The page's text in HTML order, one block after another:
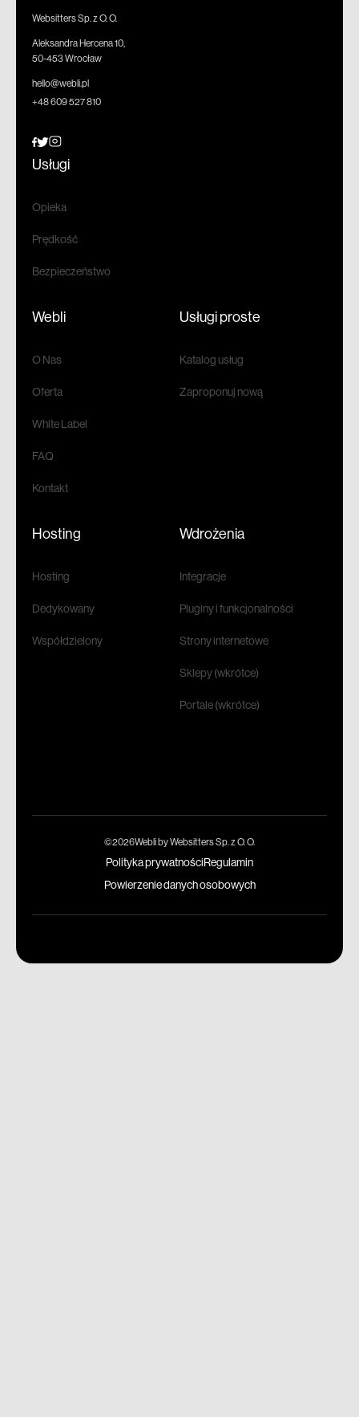
Websitters Sp. z O. O.
Aleksandra Hercena 10,
50-453 Wrocław
hello@webli.pl
+48 609 527 810
Webli
O Nas
Oferta
White Label
FAQ
Kontakt
Usługi
Opieka
Prędkość
Bezpieczeństwo
Usługi proste
Katalog usług
Zaproponuj nową
Hosting
Hosting
Dedykowany
Współdzielony
Wdrożenia
Integracje
Pluginy i funkcjonalności
Strony internetowe
Sklepy (wkrótce)
Portale (wkrótce)
©2026Webli by Websitters Sp. z O. O.
Polityka prywatnościRegulamin
Powierzenie danych osobowych